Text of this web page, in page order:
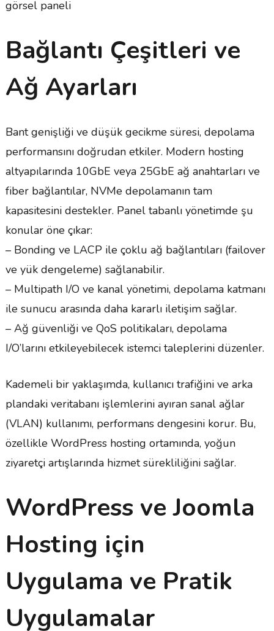
görsel paneli
Bağlantı Çeşitleri ve
Ağ Ayarları
Bant genişliği ve düşük gecikme süresi, depolama
performansını doğrudan etkiler. Modern hosting
altyapılarında 10GbE veya 25GbE ağ anahtarları ve
fiber bağlantılar, NVMe depolamanın tam
kapasitesini destekler. Panel tabanlı yönetimde şu
konular öne çıkar:
– Bonding ve LACP ile çoklu ağ bağlantıları (failover
ve yük dengeleme) sağlanabilir.
– Multipath I/O ve kanal yönetimi, depolama katmanı
ile sunucu arasında daha kararlı iletişim sağlar.
– Ağ güvenliği ve QoS politikaları, depolama
I/O’larını etkileyebilecek istemci taleplerini düzenler.
Kademeli bir yaklaşımda, kullanıcı trafiğini ve arka
plandaki veritabanı işlemlerini ayıran sanal ağlar
(VLAN) kullanımı, performans dengesini korur. Bu,
özellikle WordPress hosting ortamında, yoğun
ziyaretçi artışlarında hizmet sürekliliğini sağlar.
WordPress ve Joomla
Hosting için
Uygulama ve Pratik
Uygulamalar